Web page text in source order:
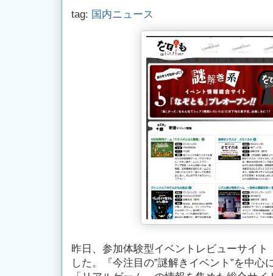
tag: 国内ニュース
昨日、参加体験型イベントレビューサイト
した。『今注目の”謎解きイベント”を中心